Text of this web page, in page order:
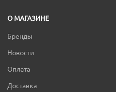
О МАГАЗИНЕ
Бренды
Новости
Оплата
Доставка